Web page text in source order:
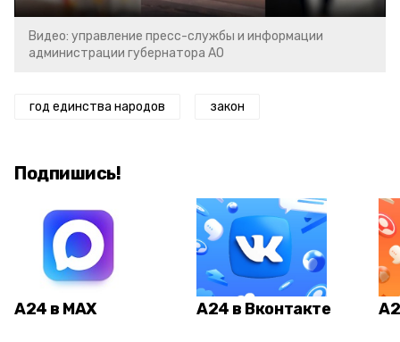
Видео: управление пресс-службы и информации
администрации губернатора АО
год единства народов закон
Подпишись!
А24 в MAX А24 в Вконтакте